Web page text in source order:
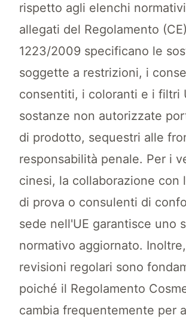
rispetto agli elenchi
allegati del Regolamento
1223/2009 specificano le
soggette a restrizioni, i
consentiti, i coloranti e i filtri
sostanze non autorizzate
di prodotto, sequestri alle
responsabilità penale. Per i
cinesi, la collaborazione con
di prova o consulenti di
sede nell'UE garantisce uno
normativo aggiornato.
revisioni regolari sono
poiché il Regolamento
cambia frequentemente per